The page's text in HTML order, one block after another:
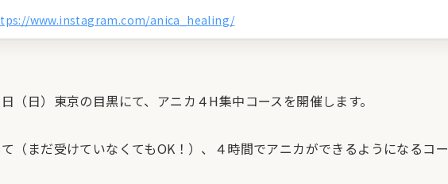
www.instagram.com/anica_healing/
（日）東京の目黒にて、アニカ４H集中コースを開催します。
（まだ受けていなくてもOK！）、４時間でアニカができるようになるコー